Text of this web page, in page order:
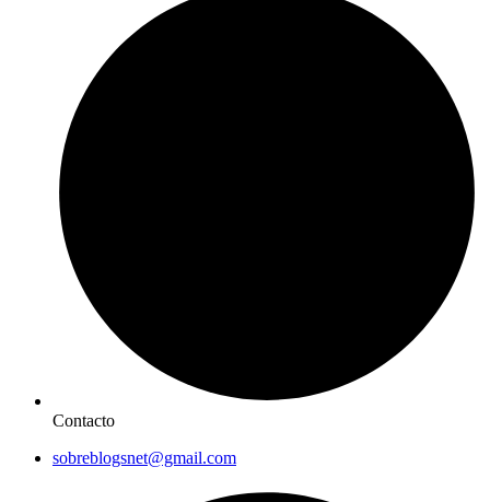
Contacto
sobreblogsnet@gmail.com